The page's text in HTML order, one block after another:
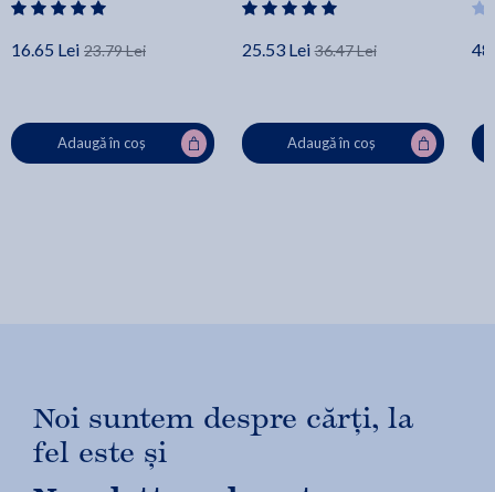
16.65 Lei 23.79 Lei
Adaugă în coș
25.53 Lei 36.47 Lei
Adaugă în coș
Noi suntem despre cărți, la
fel este și